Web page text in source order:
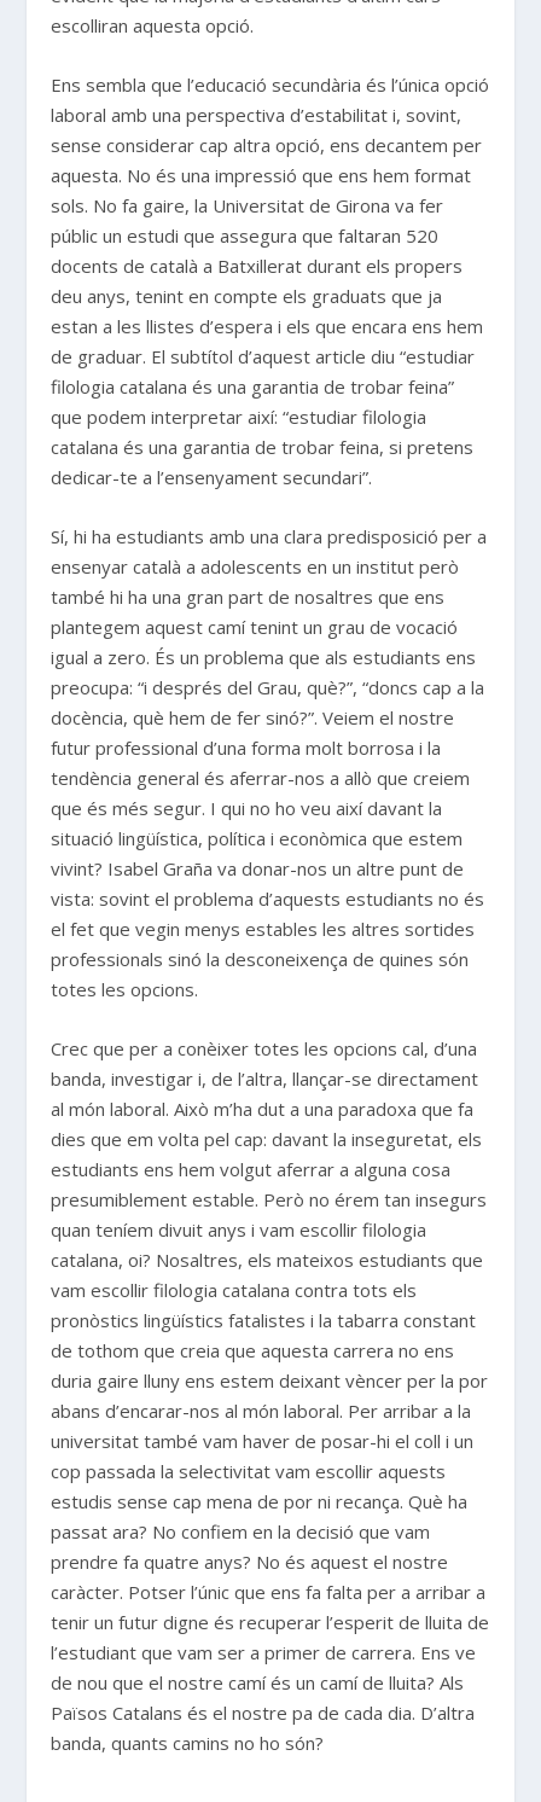
escolliran aquesta opció.
Ens sembla que l’educació secundària és l’única opció
laboral amb una perspectiva d’estabilitat i, sovint,
sense considerar cap altra opció, ens decantem per
aquesta. No és una impressió que ens hem format
sols. No fa gaire, la Universitat de Girona va fer
públic un estudi que assegura que faltaran 520
docents de català a Batxillerat durant els propers
deu anys, tenint en compte els graduats que ja
estan a les llistes d’espera i els que encara ens hem
de graduar. El subtítol d’aquest article diu “estudiar
filologia catalana és una garantia de trobar feina”
que podem interpretar així: “estudiar filologia
catalana és una garantia de trobar feina, si pretens
dedicar-te a l’ensenyament secundari”.
Sí, hi ha estudiants amb una clara predisposició per a
ensenyar català a adolescents en un institut però
també hi ha una gran part de nosaltres que ens
plantegem aquest camí tenint un grau de vocació
igual a zero. És un problema que als estudiants ens
preocupa: “i després del Grau, què?”, “doncs cap a la
docència, què hem de fer sinó?”. Veiem el nostre
futur professional d’una forma molt borrosa i la
tendència general és aferrar-nos a allò que creiem
que és més segur. I qui no ho veu així davant la
situació lingüística, política i econòmica que estem
vivint? Isabel Graña va donar-nos un altre punt de
vista: sovint el problema d’aquests estudiants no és
el fet que vegin menys estables les altres sortides
professionals sinó la desconeixença de quines són
totes les opcions.
Crec que per a conèixer totes les opcions cal, d’una
banda, investigar i, de l’altra, llançar-se directament
al món laboral. Això m’ha dut a una paradoxa que fa
dies que em volta pel cap: davant la inseguretat, els
estudiants ens hem volgut aferrar a alguna cosa
presumiblement estable. Però no érem tan insegurs
quan teníem divuit anys i vam escollir filologia
catalana, oi? Nosaltres, els mateixos estudiants que
vam escollir filologia catalana contra tots els
pronòstics lingüístics fatalistes i la tabarra constant
de tothom que creia que aquesta carrera no ens
duria gaire lluny ens estem deixant vèncer per la por
abans d’encarar-nos al món laboral. Per arribar a la
universitat també vam haver de posar-hi el coll i un
cop passada la selectivitat vam escollir aquests
estudis sense cap mena de por ni recança. Què ha
passat ara? No confiem en la decisió que vam
prendre fa quatre anys? No és aquest el nostre
caràcter. Potser l’únic que ens fa falta per a arribar a
tenir un futur digne és recuperar l’esperit de lluita de
l’estudiant que vam ser a primer de carrera. Ens ve
de nou que el nostre camí és un camí de lluita? Als
Països Catalans és el nostre pa de cada dia. D’altra
banda, quants camins no ho són?